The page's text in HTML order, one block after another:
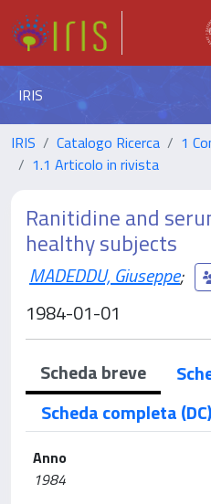
IRIS
IRIS Catalogo Ricerca
1
1.1 Articolo in rivista
Ranitidine and
healthy subjects
MADEDDU, Giuseppe;
1984-01-01
Scheda breve
Scheda completa (DC)
Anno
1984